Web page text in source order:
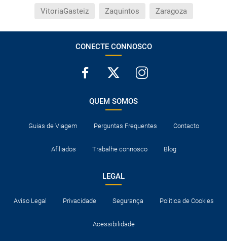
VitoriaGasteiz Zaquintos Zaragoza
CONECTE CONNOSCO
QUEM SOMOS
Guias de Viagem Perguntas Frequentes Contacto
Afiliados Trabalhe connosco Blog
LEGAL
Aviso Legal Privacidade Segurança Política de Cookies
Acessibilidade